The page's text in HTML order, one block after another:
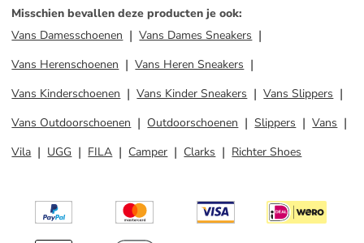
Misschien bevallen deze producten je ook:
Vans Damesschoenen
Vans Dames Sneakers
Vans Herenschoenen
Vans Heren Sneakers
Vans Kinderschoenen
Vans Kinder Sneakers
Vans Slippers
Vans Outdoorschoenen
Outdoorschoenen Slippers
Vans
Vila
UGG FILA Camper Clarks Richter Shoes